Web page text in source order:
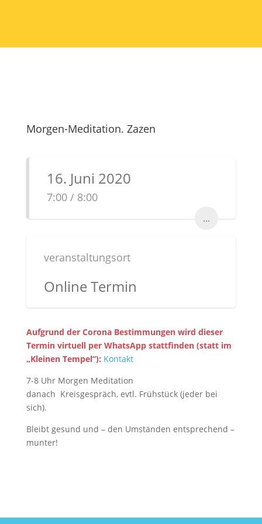
Morgen-Meditation. Zazen
16. Juni 2020
7:00 / 8:00
...
veranstaltungsort
Online Termin
Aufgrund der Corona Bestimmungen wird dieser
Termin virtuell per WhatsApp stattfinden (statt im
„Kleinen Tempel“): Kontakt
7-8 Uhr Morgen Meditation
danach Kreisgespräch, evtl. Frühstück (jeder bei
sich).
Bleibt gesund und – den Umständen entsprechend –
munter!